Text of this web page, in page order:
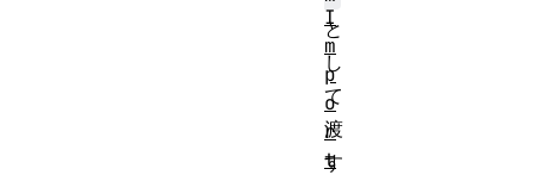
と
し
て
渡
す
I
m
p
o
r
t